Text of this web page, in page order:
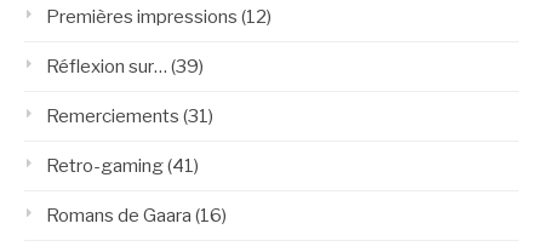
Premières impressions (12)
Réflexion sur… (39)
Remerciements (31)
Retro-gaming(41)
Romans de Gaara (16)